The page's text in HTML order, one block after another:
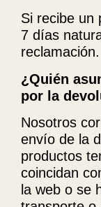
Si recibe un
7 días
reclamación.
¿Quién
por la
Nosotros
envío de la
productos
coincidan
la web o se